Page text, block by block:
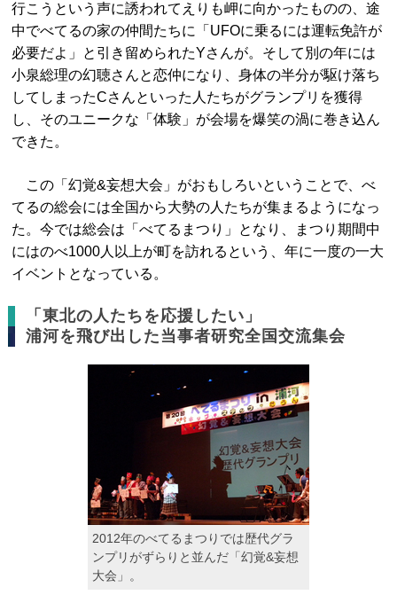
行こうという声に誘われてえりも岬に向かったものの、途
中でべてるの家の仲間たちに「UFOに乗るには運転免許が
必要だよ」と引き留められたYさんが。そして別の年には
小泉総理の幻聴さんと恋仲になり、身体の半分が駆け落ち
してしまったCさんといった人たちがグランプリを獲得
し、そのユニークな「体験」が会場を爆笑の渦に巻き込ん
できた。
この「幻覚&妄想大会」がおもしろいということで、べ
てるの総会には全国から大勢の人たちが集まるようになっ
た。今では総会は「べてるまつり」となり、まつり期間中
にはのべ1000人以上が町を訪れるという、年に一度の一大
イベントとなっている。
「東北の人たちを応援したい」
浦河を飛び出した当事者研究全国交流集会
2012年のべてるまつりでは歴代グラ
ンプリがずらりと並んだ「幻覚&妄想
大会」。